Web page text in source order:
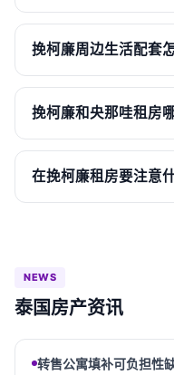
挽柯廉周边生活配套
挽柯廉和央那哇租房
在挽柯廉租房要注意什
NEWS
泰国房产资讯
转售公寓填补可负担性